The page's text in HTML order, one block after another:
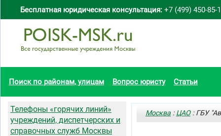
Бесплатная юридическая консультация: +7 (499) 450-85-
Поиск по районам, улицам Вопрос юристу Статьи
Москва :ЦАО: ГБУ
Телефоны «горячих линий»
учреждений, диспетчерских и
справочных служб Москвы